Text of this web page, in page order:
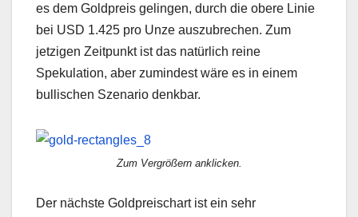
es dem Goldpreis gelingen, durch die obere Linie
bei USD 1.425 pro Unze auszubrechen. Zum
jetzigen Zeitpunkt ist das natürlich reine
Spekulation, aber zumindest wäre es in einem
bullischen Szenario denkbar.
Zum Vergrößern anklicken.
Der nächste Goldpreischart ist ein sehr